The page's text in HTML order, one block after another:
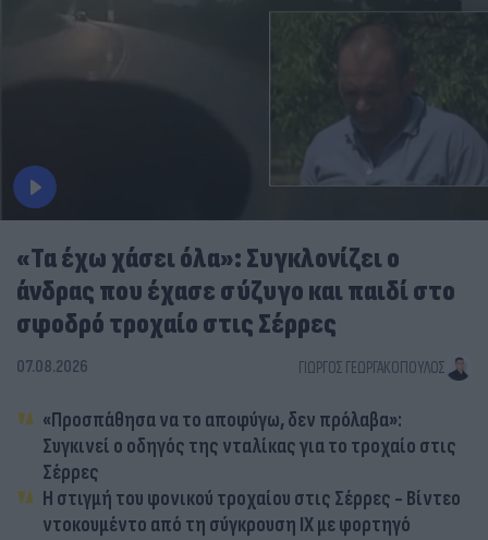
«Τα έχω χάσει όλα»: Συγκλονίζει ο
άνδρας που έχασε σύζυγο και παιδί στο
σφοδρό τροχαίο στις Σέρρες
07.08.2026 ΓΙΏΡΓΟΣ ΓΕΩΡΓΑΚΌΠΟΥΛΟΣ
«Προσπάθησα να το αποφύγω, δεν πρόλαβα»:
Συγκινεί ο οδηγός της νταλίκας για το τροχαίο στις
Σέρρες
Η στιγμή του φονικού τροχαίου στις Σέρρες - Βίντεο
ντοκουμέντο από τη σύγκρουση ΙΧ με φορτηγό